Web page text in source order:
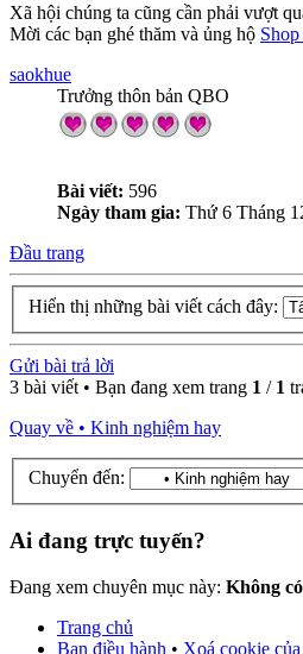
Xã hội chúng ta cũng cần phải vượt
Mời các bạn ghé thăm và ủng hộ
saokhue
Trưởng thôn bản QBO
Bài viết: 596
Ngày tham gia: Thứ 6 Tháng
Đầu trang
Hiển thị những bài viết cách đây:
Gửi bài trả lời
3 bài viết • Bạn đang xem trang 1 / 1
Quay về • Kinh nghiệm hay
Chuyển đến:
Ai đang trực tuyến?
Đang xem chuyên mục này: Không
Trang chủ
Ban điều hành • Xoá cookie